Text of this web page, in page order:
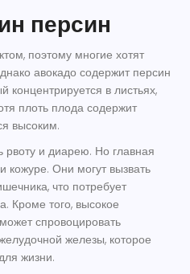
персин
поэтому многие хотят
авокадо содержит персин
концентрируется в листьях,
плоть плода содержит
высоким.
рвоту и диарею. Но главная
кожуре. Они могут вызвать
что потребует
Кроме того, высокое
спровоцировать
железы, которое
жизни.